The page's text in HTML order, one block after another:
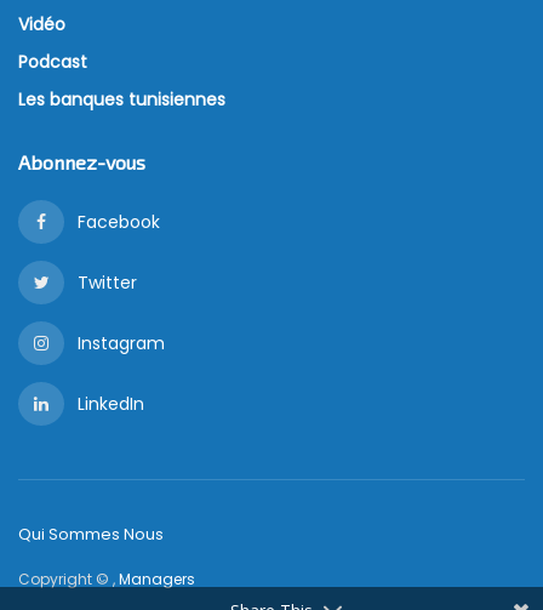
Vidéo
Podcast
Les banques tunisiennes
Abonnez-vous
Facebook
Twitter
Instagram
LinkedIn
Qui Sommes Nous
Copyright © ,Managers